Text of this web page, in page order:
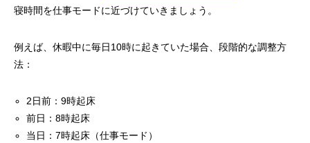
寝時間を仕事モードに近づけていきましょう。
例えば、休暇中に毎日10時に起きていた場合、段階的な調整方
法：
2日前：9時起床
前日：8時起床
当日：7時起床（仕事モード）